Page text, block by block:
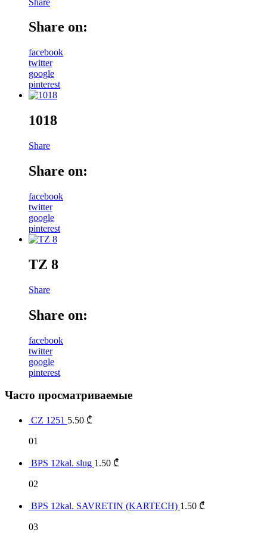
Share on:
facebook
twitter
google
pinterest
1018
Share
Share on:
facebook
twitter
google
pinterest
TZ 8
Share
Share on:
facebook
twitter
google
pinterest
Часто просматриваемые
CZ 1251 5.50 ₾
01
BPS 12kal. slug 1.50 ₾
02
BPS 12kal. SAVRETIN (KARTECH) 1.50 ₾
03